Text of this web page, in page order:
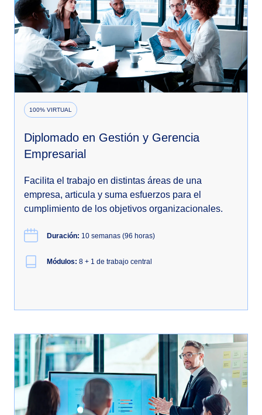
100% VIRTUAL
Diplomado en Gestión y Gerencia
Empresarial
Facilita el trabajo en distintas áreas de una
empresa, articula y suma esfuerzos para el
cumplimiento de los objetivos organizacionales.
Duración: 10 semanas (96 horas)
Módulos: 8 + 1 de trabajo central